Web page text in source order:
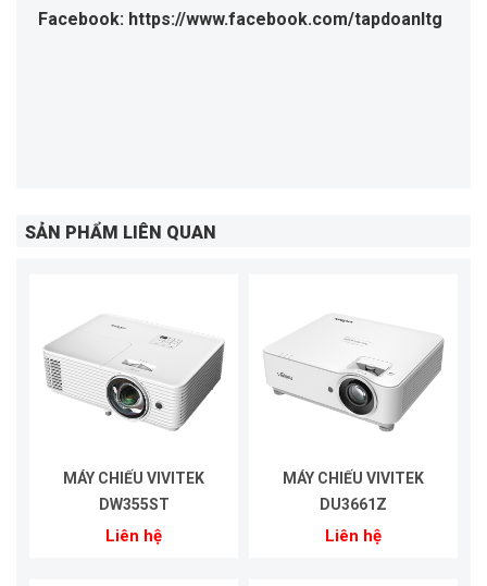
Facebook: https://www.facebook.com/tapdoanltg
SẢN PHẨM LIÊN QUAN
MÁY CHIẾU VIVITEK
DW355ST
Liên hệ
MÁY CHIẾU VIVITEK
DU3661Z
Liên hệ